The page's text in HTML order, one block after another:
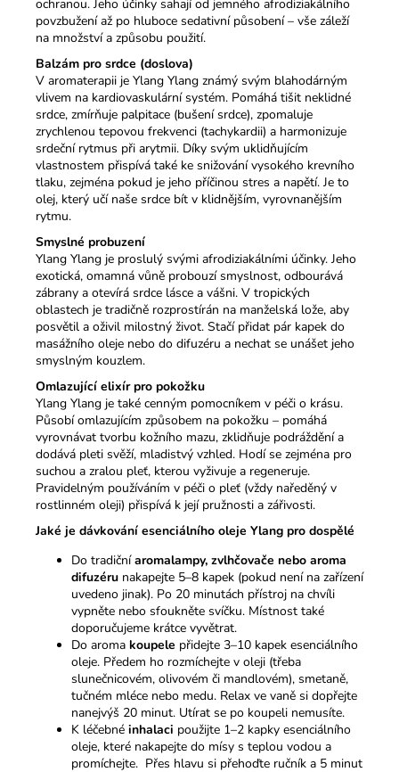
ochranou. Jeho účinky sahají od jemného afrodiziakálního
povzbužení až po hluboce sedativní působení – vše záleží
na množství a způsobu použití.
Balzám pro srdce (doslova)
V aromaterapii je Ylang Ylang známý svým blahodárným
vlivem na kardiovaskulární systém. Pomáhá tišit neklidné
srdce, zmírňuje palpitace (bušení srdce), zpomaluje
zrychlenou tepovou frekvenci (tachykardii) a harmonizuje
srdeční rytmus při arytmii. Díky svým uklidňujícím
vlastnostem přispívá také ke snižování vysokého krevního
tlaku, zejména pokud je jeho příčinou stres a napětí. Je to
olej, který učí naše srdce bít v klidnějším, vyrovnanějším
rytmu.
Smyslné probuzení
Ylang Ylang je proslulý svými afrodiziakálními účinky. Jeho
exotická, omamná vůně probouzí smyslnost, odbourává
zábrany a otevírá srdce lásce a vášni. V tropických
oblastech je tradičně rozprostírán na manželská lože, aby
posvětil a oživil milostný život. Stačí přidat pár kapek do
masážního oleje nebo do difuzéru a nechat se unášet jeho
smyslným kouzlem.
Omlazující elixír pro pokožku
Ylang Ylang je také cenným pomocníkem v péči o krásu.
Působí omlazujícím způsobem na pokožku – pomáhá
vyrovnávat tvorbu kožního mazu, zklidňuje podráždění a
dodává pleti svěží, mladistvý vzhled. Hodí se zejména pro
suchou a zralou pleť, kterou vyživuje a regeneruje.
Pravidelným používáním v péči o pleť (vždy naředěný v
rostlinném oleji) přispívá k její pružnosti a zářivosti.
Jaké je dávkování esenciálního oleje Ylang pro dospělé
Do tradičníaromalampy, zvlhčovače nebo aroma
difuzéru nakapejte 5–8 kapek (pokud není na zařízení
uvedeno jinak). Po 20 minutách přístroj na chvíli
vypněte nebo sfoukněte svíčku. Místnost také
doporučujeme krátce vyvětrat.
Do aroma koupele přidejte 3–10 kapek esenciálního
oleje. Předem ho rozmíchejte v oleji (třeba
slunečnicovém, olivovém či mandlovém), smetaně,
tučném mléce nebo medu. Relax ve vaně si dopřejte
nanejvýš 20 minut. Utírat se po koupeli nemusíte.
K léčebné inhalaci použijte 1–2 kapky esenciálního
oleje, které nakapejte do mísy s teplou vodou a
promíchejte. Přes hlavu si přehoďte ručník a 5 minut